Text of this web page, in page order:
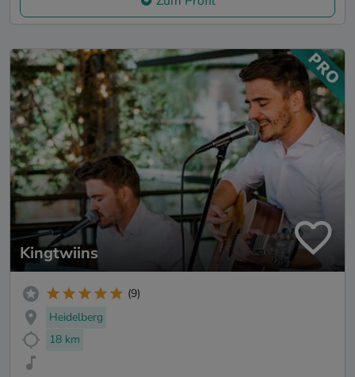
Kingtwiins
(9)
Heidelberg
18 km